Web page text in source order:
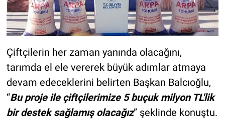
Çiftçilerin her zaman yanında olacağını,
tarımda el ele vererek büyük adımlar atmaya
devam edeceklerini belirten Başkan Balcıoğlu,
“Bu proje ile çiftçilerimize 5 buçuk milyon TL'lik
bir destek sağlamış olacağız” şeklinde konuştu.